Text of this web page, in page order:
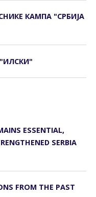
КАМПА "СРБИЈА
ESSENTIAL,
SERBIA
FROM THE PAST